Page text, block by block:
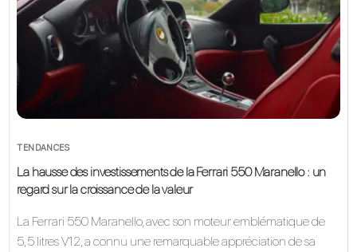
TENDANCES
La hausse des investissements de la Ferrari 550 Maranello : un
regard sur la croissance de la valeur
La Ferrari 550 Maranello, avec son moteur emblématique de
5,5 litres V12, a connu une remarquable appréciation de sa